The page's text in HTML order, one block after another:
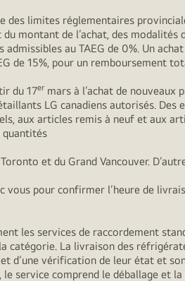
des limites réglementaires
montant de l’achat, des
au TAEG de 0%. Un
de 15%, pour un
du 17er mars à l’achat de
LG canadiens autorisés.
aux articles remis à neuf et aux
quantités
et du Grand Vancouver.
vous pour confirmer l’heure de
les services de raccordement
catégorie. La livraison des
d’une vérification de leur état et
service comprend le déballage et